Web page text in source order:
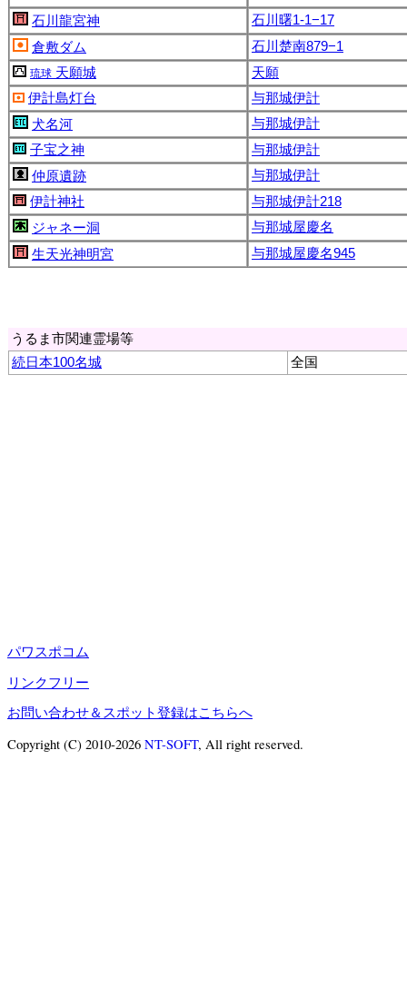
石川龍宮神
石川曙1-1−17
倉敷ダム
石川楚南879−1
琉球 天願城
天願
伊計島灯台
与那城伊計
犬名河
与那城伊計
子宝之神
与那城伊計
仲原遺跡
与那城伊計
伊計神社
与那城伊計218
ジャネー洞
与那城屋慶名
生天光神明宮
与那城屋慶名945
うるま市関連霊場等
続日本100名城
全国
パワスポコム
リンクフリー
お問い合わせ＆スポット登録はこちらへ
Copyright (C) 2010-2026 NT-SOFT, All right reserved.